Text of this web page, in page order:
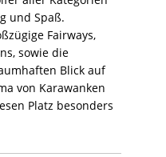
und Spaß.
Fairways,
sowie die
Blick auf
von Karawanken
Platz besonders